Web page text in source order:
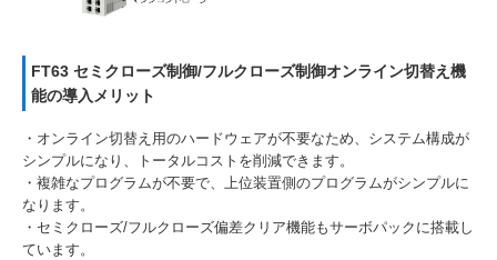
FT63 セミクローズ制御/フルクローズ制御オンライン切替え機
能の導入メリット
・オンライン切替え用のハードウェアが不要なため、システム構成が
シンプルになり、トータルコストを削減できます。
・複雑なプログラムが不要で、上位装置側のプログラムがシンプルに
なります。
・セミクローズ/フルクローズ偏差クリア機能もサーボパックに搭載し
ています。